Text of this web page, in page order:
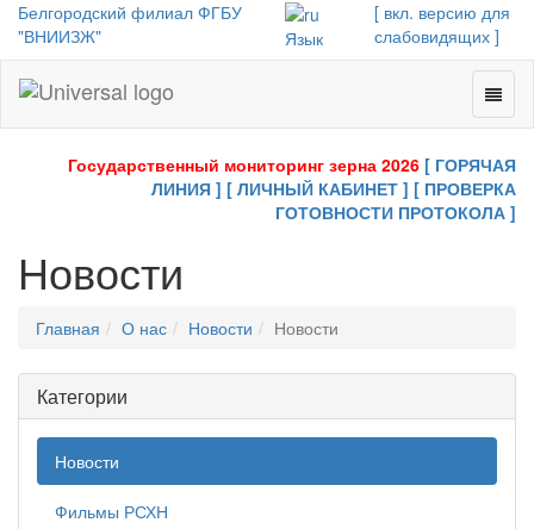
Белгородский филиал ФГБУ
"ВНИИЗЖ"
Язык
[ вкл. версию для
слабовидящих ]
-
Toggle
Государственный мониторинг зерна 2026 [ ГОРЯЧАЯ
ЛИНИЯ ] [ ЛИЧНЫЙ КАБИНЕТ ] [ ПРОВЕРКА
ГОТОВНОСТИ ПРОТОКОЛА ]
Новости
Главная О нас Новости Новости
Категории
Новости
Фильмы РСХН